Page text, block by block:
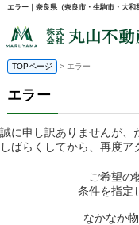
エラー｜奈良県（奈良市・生駒市・大
TOPページ > エラー
エラー
誠に申し訳ありませんが、
しばらくしてから、再度ア
ご希望の
条件を指定
なかなか